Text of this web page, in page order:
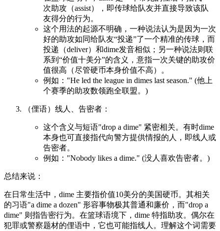
次助攻（assist），即传球给队友并直接导致该队
友得分的行为。
这个用法的起源不明确，一种说法认为是因为一次
好的助攻如同给队友“投递”了一个精准的传球，而
投递（deliver）和dime发音相似；另一种说法则联
系到“价值十美分”的含义，意指一次关键的助攻价
值很高（尽管硬币本身价值不高）。
例如："He led the league in dimes last season." (他上
个赛季的助攻数领跑全联盟。)
（俚语）线人、告密者：
这个含义与短语"drop a dime" 紧密相关。有时dime
本身也可直接指代向警方提供情报的人，即线人或
告密者。
例如："Nobody likes a dime." (没人喜欢告密者。)
总结来说：
在日常生活中，dime 主要指价值10美分的美国硬币。其相关
的习语"a dime a dozen" 形容事物极其普通和廉价，而"drop a
dime" 则指告密行为。在篮球语境下，dime 特指助攻。偶尔在
犯罪或警察题材的俚语中，它也可能指线人。理解这个词需要